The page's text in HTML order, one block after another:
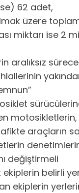
62 adet,
üzere
miktarı ise 2
aralıksız
araçların
değiştirmeli
ekiplerin belirli
ekiplerin